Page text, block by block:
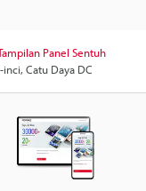
Panel Sentuh
inci, Catu Daya DC